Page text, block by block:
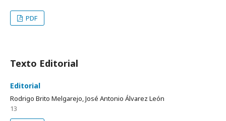
PDF
Texto Editorial
Editorial
Rodrigo Brito Melgarejo, José Antonio Álvarez León
13